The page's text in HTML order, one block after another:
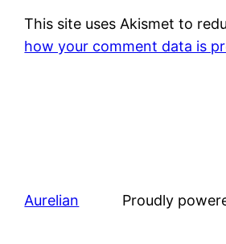
This site uses Akismet to
how your comment data is
Aurelian Proudly